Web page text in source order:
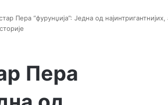
Пера “фурунџија”: Једна од најинтригантнијих,
Пера